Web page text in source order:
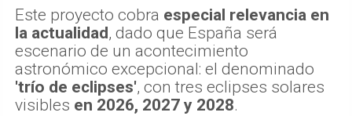
Este proyecto cobra especial relevancia en
la actualidad, dado que España será
escenario de un acontecimiento
astronómico excepcional: el denominado
'trío de eclipses', con tres eclipses solares
visibles en 2026, 2027 y 2028.